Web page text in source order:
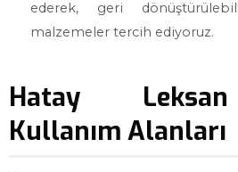
ederek, geri
malzemeler tercih ediyoruz.
Hatay
Kullanım Alanları